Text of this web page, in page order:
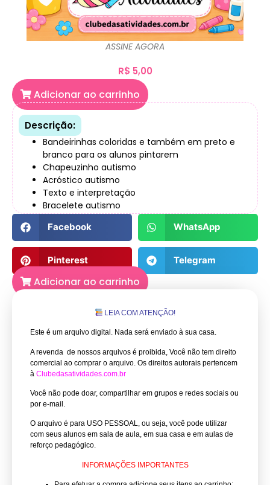
ASSINE AGORA
R$ 5,00
Adicionar ao carrinho
Descrição:
Bandeirinhas coloridas e também em preto e
branco para os alunos pintarem
Chapeuzinho autismo
Acróstico autismo
Texto e interpretação
Bracelete autismo
Facebook WhatsApp
Pinterest Telegram
Adicionar ao carrinho
LEIA COM ATENÇÃO!
Este é um arquivo digital. Nada será enviado à sua casa.
A revenda de nossos arquivos é proibida, Você não tem direito
comercial ao comprar o arquivo. Os direitos autorais pertencem
à Clubedasatividades.com.br
Você não pode doar, compartilhar em grupos e redes sociais ou
por e-mail.
O arquivo é para USO PESSOAL, ou seja, você pode utilizar
com seus alunos em sala de aula, em sua casa e em aulas de
reforço pedagógico.
INFORMAÇÕES IMPORTANTES